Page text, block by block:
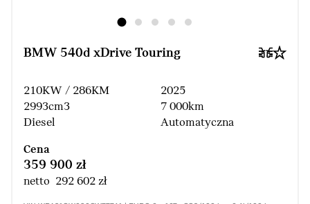
BMW 540d xDrive Touring
210KW / 286KM
2993cm3
Diesel
2025
7 000km
Automatyczna
Cena
359 900 zł
netto 292 602 zł